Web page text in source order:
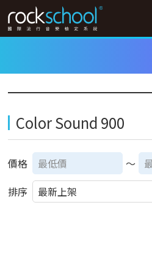
Color Sound 900
價格 ～
排序